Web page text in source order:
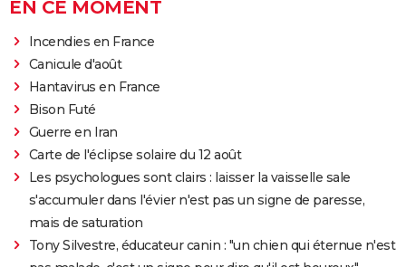
EN CE MOMENT
Incendies en France
Canicule d'août
Hantavirus en France
Bison Futé
Guerre en Iran
Carte de l'éclipse solaire du 12 août
Les psychologues sont clairs : laisser la vaisselle sale
s'accumuler dans l'évier n'est pas un signe de paresse,
mais de saturation
Tony Silvestre, éducateur canin : "un chien qui éternue n'est